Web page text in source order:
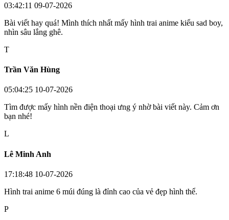
03:42:11 09-07-2026
Bài viết hay quá! Mình thích nhất mấy hình trai anime kiểu sad boy,
nhìn sâu lắng ghê.
T
Trần Văn Hùng
05:04:25 10-07-2026
Tìm được mấy hình nền điện thoại ưng ý nhờ bài viết này. Cảm ơn
bạn nhé!
L
Lê Minh Anh
17:18:48 10-07-2026
Hình trai anime 6 múi đúng là đỉnh cao của vẻ đẹp hình thể.
P